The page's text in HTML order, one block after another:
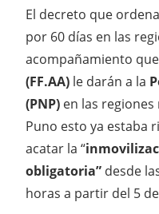
El decreto que
por 60 días en las
acompañamiento
(FF.AA) le darán a la
(PNP) en las
Puno esto ya estaba
acatar la “
obligatoria” desde
horas a partir del 5